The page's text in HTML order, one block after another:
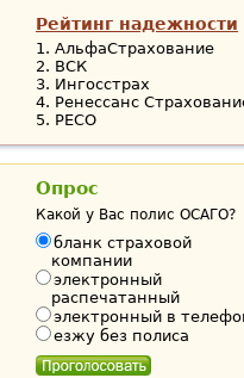
Рейтинг надежности
АльфаСтрахование
ВСК
Ингосстрах
Ренессанс
РЕСО
Опрос
Какой у Вас полис ОСАГО?
бланк страховой
компании
электронный
распечатанный
электронный в
езжу без полиса